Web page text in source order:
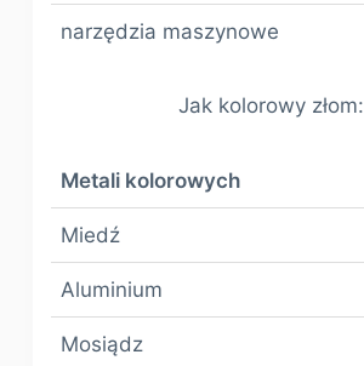
narzędzia maszynowe
Jak kolorowy złom:
Metali kolorowych
Miedź
Aluminium
Mosiądz